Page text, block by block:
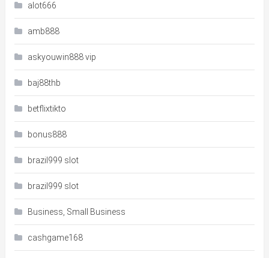
alot666
amb888
askyouwin888 vip
baj88thb
betflixtikto
bonus888
brazil999 slot
brazil999 slot
Business, Small Business
cashgame168